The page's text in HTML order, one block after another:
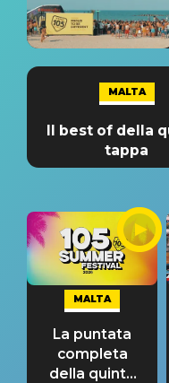
MALTA
Il best of della
tappa
MALTA
La puntata
completa
della quinta